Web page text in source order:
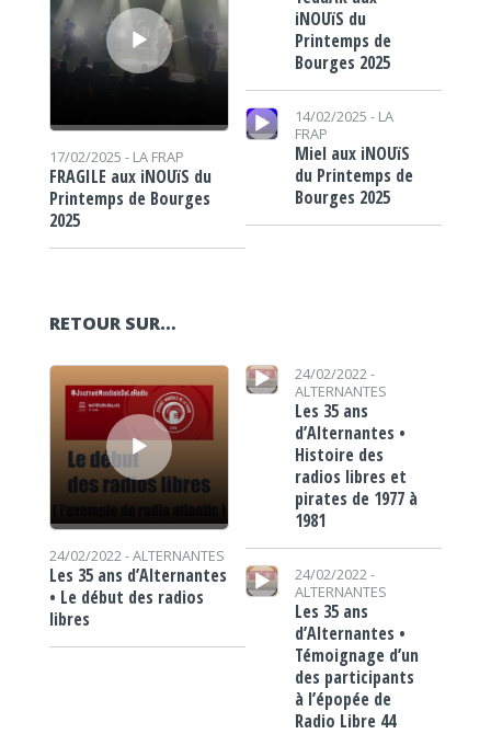
17/02/2025 - LA FRAP
FRAGILE aux iNOUïS du
Printemps de Bourges
2025
iNOUïS du
Printemps de
Bourges 2025
Lecteur audio
14/02/2025 - LA
FRAP
Miel aux iNOUïS
du Printemps de
Bourges 2025
RETOUR SUR…
Lecteur audio
24/02/2022 -ALTERNANTES
Les 35 ans d’Alternantes
• Le début des radios
libres
Lecteur audio
24/02/2022 -
ALTERNANTES
Les 35 ans
d’Alternantes •
Histoire des
radios libres et
pirates de 1977 à
1981
Lecteur audio
24/02/2022 -
ALTERNANTES
Les 35 ans
d’Alternantes •
Témoignage d’un
des participants
à l’épopée de
Radio Libre 44